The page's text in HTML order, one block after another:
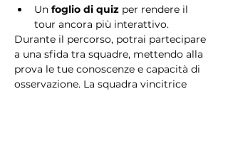
Un foglio di quiz per rendere il
tour ancora più interattivo.
Durante il percorso, potrai partecipare
a una sfida tra squadre, mettendo alla
prova le tue conoscenze e capacità di
osservazione. La squadra vincitrice